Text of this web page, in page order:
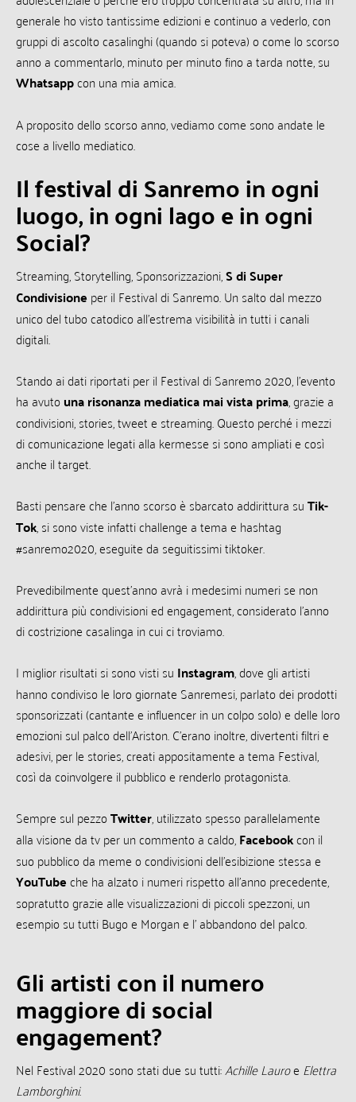
generale ho visto tantissime edizioni e continuo a vederlo, con
gruppi di ascolto casalinghi (quando si poteva) o come lo scorso
anno a commentarlo, minuto per minuto fino a tarda notte, su
Whatsappcon una mia amica.
A proposito dello scorso anno, vediamo come sono andate le
cose a livello mediatico.
Il festival di Sanremo in ogni
luogo, in ogni lago e in ogni
Social?
Streaming, Storytelling, Sponsorizzazioni,S di Super
Condivisioneper il Festival di Sanremo. Un salto dal mezzo
unico del tubo catodico all’estrema visibilità in tutti i canali
digitali.
Stando ai dati riportati per il Festival di Sanremo 2020, l’evento
ha avutouna risonanza mediatica mai vista prima, grazie a
condivisioni, stories, tweet e streaming. Questo perché i mezzi
di comunicazione legati alla kermesse si sono ampliati e così
anche il target.
Basti pensare che l’anno scorso è sbarcato addirittura suTik-
Tok, si sono viste infatti challenge a tema e hashtag
#sanremo2020, eseguite da seguitissimi tiktoker.
Prevedibilmente quest’anno avrà i medesimi numeri se non
addirittura più condivisioni ed engagement, considerato l’anno
di costrizione casalinga in cui ci troviamo.
I miglior risultati si sono visti su Instagram, dove gli artisti
hanno condiviso le loro giornate Sanremesi, parlato dei prodotti
sponsorizzati (cantante e influencer in un colpo solo) e delle loro
emozioni sul palco dell’Ariston. C’erano inoltre, divertenti filtri e
adesivi, per le stories, creati appositamente a tema Festival,
così da coinvolgere il pubblico e renderlo protagonista.
Sempre sul pezzoTwitter, utilizzato spesso parallelamente
alla visione da tv per un commento a caldo,Facebookcon il
suo pubblico da meme o condivisioni dell’esibizione stessa e
YouTubeche ha alzato i numeri rispetto all’anno precedente,
sopratutto grazie alle visualizzazioni di piccoli spezzoni, un
esempio su tutti Bugo e Morgan e l’ abbandono del palco.
Gli artisti con il numero
maggiore di social
engagement?
Nel Festival 2020 sono stati due su tutti:Achille LauroeElettra
Lamborghini.